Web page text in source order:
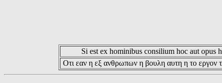
Si est ex hominibus consilium hoc aut opus
Οτι εαν η εξ ανθρωπων η βουλη αυτη η το εργον